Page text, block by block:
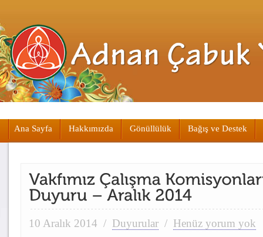
Ana Sayfa Hakkımızda Gönüllülük Bağış ve Destek
10 Aralık 2014 / Duyurular / Henüz yorum yok